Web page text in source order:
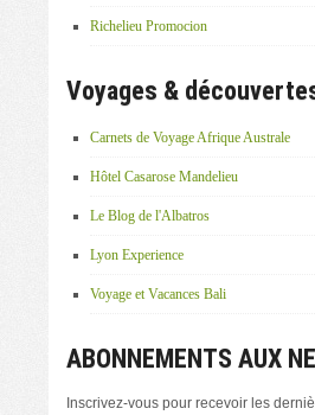
Richelieu Promocion
Voyages &
Carnets de Voyage Afrique Australe
Hôtel Casarose Mandelieu
Le Blog de l'Albatros
Lyon Experience
Voyage et Vacances Bali
ABONNEMENTS AUX
Inscrivez-vous pour recevoir les